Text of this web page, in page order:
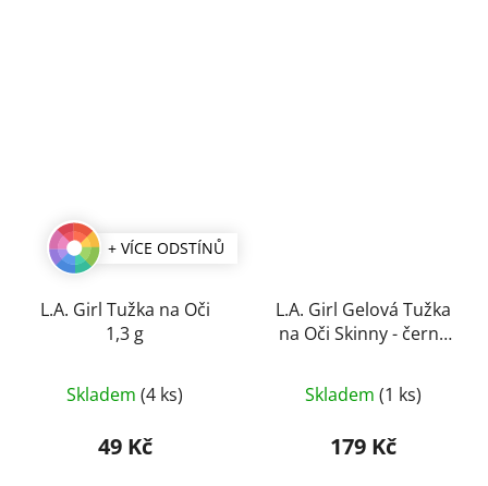
+ VÍCE ODSTÍNŮ
L.A. Girl Tužka na Oči
1,3 g
hodnocení
produktu
Skladem (4 ks)
49 Kč
L.A. Girl Gelová Tužka
na Oči Skinny - černá
hodnocení
produktu
Skladem (1 ks)
179 Kč